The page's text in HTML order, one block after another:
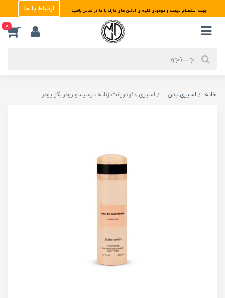
جهت استعلام قیمت و موجودی کلیه ی ادکلن های مارک با ما در تماس باشید ارتباط با ما
0
خانه اسپری بدن اسپری دئودورانت زنانه نارسیسو رودریگز پودر